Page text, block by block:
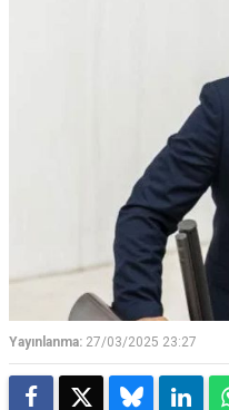
Yayınlanma: 27/03/2025 23:27